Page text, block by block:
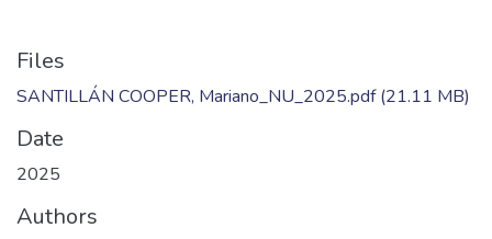
Files
SANTILLÁN COOPER, Mariano_NU_2025.pdf(21.11 MB)
Date
2025
Authors